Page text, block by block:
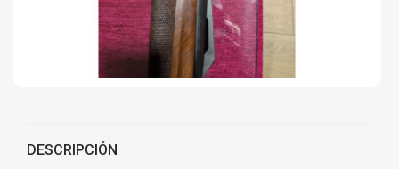
DESCRIPCIÓN